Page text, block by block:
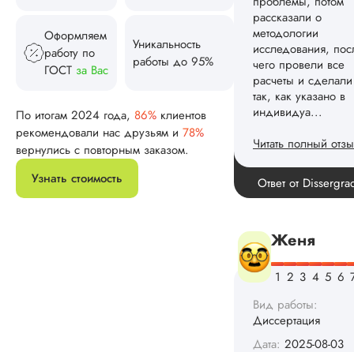
Оформляем
работу по
ГОСТ за Вас
Уникальность
работы до 95%
По итогам 2024 года, 86% клиентов
рекомендовали нас друзьям и 78%
вернулись с повторным заказом.
Узнать стоимость
Спасибо!
ваши слова
Ответ от
Женя
Вид работы:
Диссертация
Дата:2025-08-03
диссертацию. По
срокам и
конечно, для меня
внушительно, но
выхода не
не успел бы
самостоятельно.
Понравилось то,